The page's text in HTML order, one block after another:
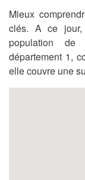
Mieux
clés. A ce jour,
population de
département 1,
elle couvre une